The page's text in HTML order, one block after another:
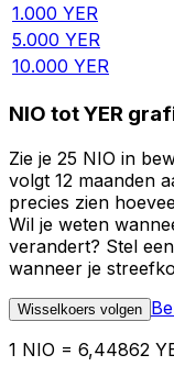
1.000 YER
5.000 YER
10.000 YER
NIO tot YER
Zie je 25 NIO in
volgt 12 maanden
precies zien
Wil je weten
verandert? Stel
wanneer je
Wisselkoers volgen
1 NIO = 6,44862